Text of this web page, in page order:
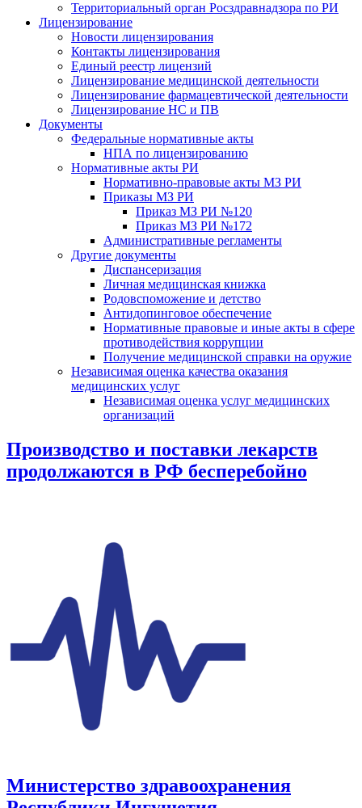
Территориальный орган Росздравнадзора по РИ
Лицензирование
Новости лицензирования
Контакты лицензирования
Единый реестр лицензий
Лицензирование медицинской деятельности
Лицензирование фармацевтической деятельности
Лицензирование НС и ПВ
Документы
Федеральные нормативные акты
НПА по лицензированию
Нормативные акты РИ
Нормативно-правовые акты МЗ РИ
Приказы МЗ РИ
Приказ МЗ РИ №120
Приказ МЗ РИ №172
Административные регламенты
Другие документы
Диспансеризация
Личная медицинская книжка
Родовспоможение и детство
Антидопинговое обеспечение
Нормативные правовые и иные акты в сфере
противодействия коррупции
Получение медицинской справки на оружие
Независимая оценка качества оказания
медицинских услуг
Независимая оценка услуг медицинскиx
организаций
Производство и поставки лекарств
продолжаются в РФ бесперебойно
Министерство здравоохранения